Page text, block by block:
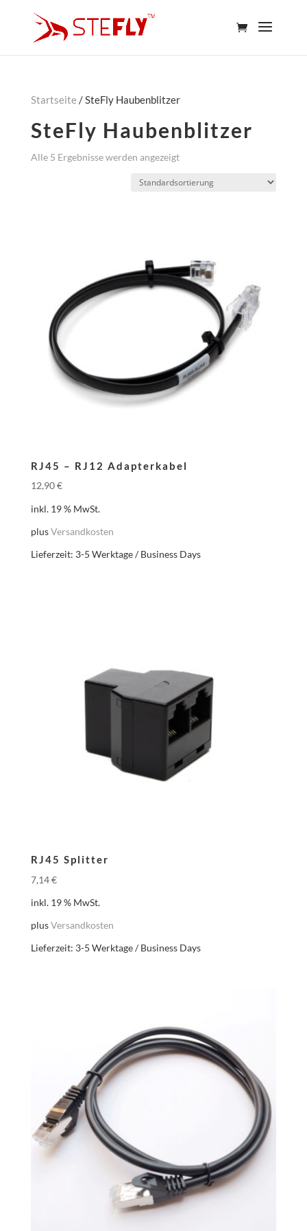
Startseite / SteFly Haubenblitzer
SteFly Haubenblitzer
Alle 5 Ergebnisse werden angezeigt
RJ45 – RJ12 Adapterkabel
12,90€
inkl. 19 % MwSt.
plusVersandkosten
Lieferzeit: 3-5 Werktage / Business Days
RJ45 Splitter
7,14€
inkl. 19 % MwSt.
plusVersandkosten
Lieferzeit: 3-5 Werktage / Business Days